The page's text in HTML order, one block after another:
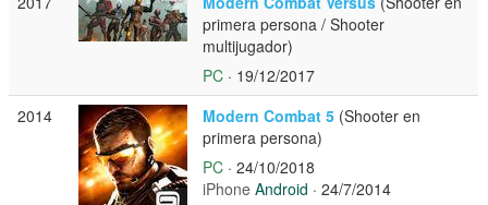
primera persona / Shooter
multijugador)
PC · 19/12/2017
2014
Modern Combat 5 (Shooter en
primera persona)
PC · 24/10/2018
iPhone Android · 24/7/2014